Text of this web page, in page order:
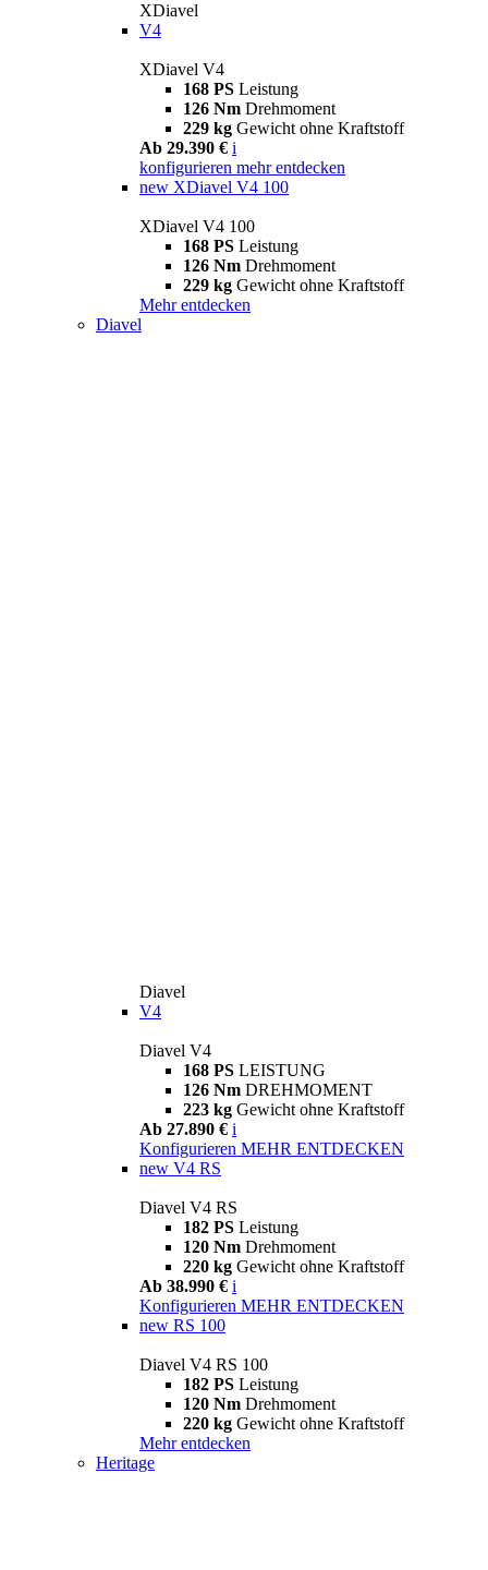
XDiavel
V4
XDiavel V4
168 PS Leistung
126 Nm Drehmoment
229 kg Gewicht ohne Kraftstoff
Ab 29.390 € i
konfigurieren mehr entdecken
new XDiavel V4 100
XDiavel V4 100
168 PS Leistung
126 Nm Drehmoment
229 kg Gewicht ohne Kraftstoff
Mehr entdecken
Diavel
Diavel
V4
Diavel V4
168 PS LEISTUNG
126 Nm DREHMOMENT
223 kg Gewicht ohne Kraftstoff
Ab 27.890 € i
Konfigurieren MEHR ENTDECKEN
new V4 RS
Diavel V4 RS
182 PS Leistung
120 Nm Drehmoment
220 kg Gewicht ohne Kraftstoff
Ab 38.990 € i
Konfigurieren MEHR ENTDECKEN
new RS 100
Diavel V4 RS 100
182 PS Leistung
120 Nm Drehmoment
220 kg Gewicht ohne Kraftstoff
Mehr entdecken
Heritage